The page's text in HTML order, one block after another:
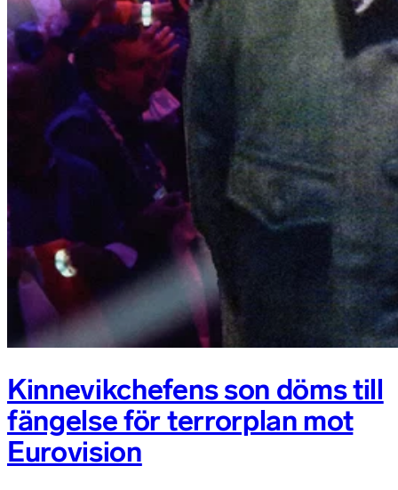
Kinnevikchefens son döms till
fängelse för terrorplan mot
Eurovision